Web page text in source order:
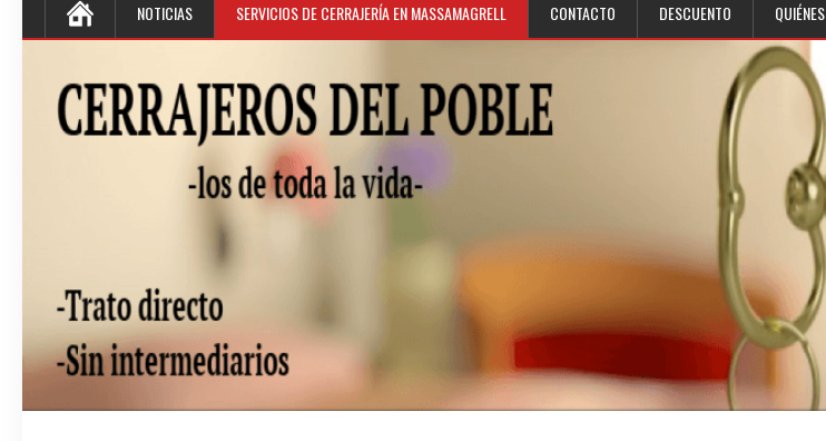
NOTICIAS SERVICIOS DE CERRAJERÍA EN MASSAMAGRELL CONTACTO DESCUENTO